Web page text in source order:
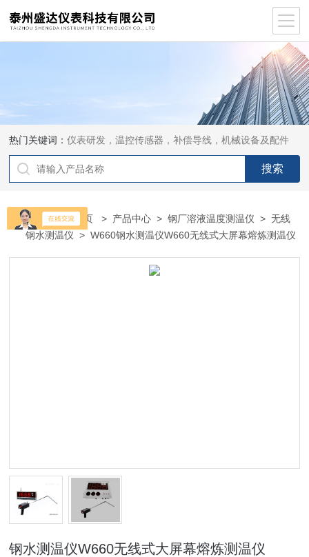
热门关键词：仪表研发，温控传感器，补偿导线，机械设备及配件
当前位置：首页 > 产品中心 >钢厂溶液温度测温仪 >无线
钢水测温仪 > W660钢水测温仪W660无线式大屏幕熔炼测温仪
钢水测温仪W660无线式大屏幕熔炼测温仪